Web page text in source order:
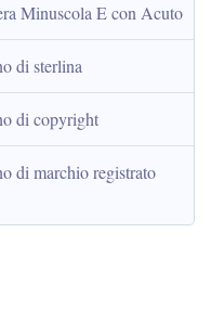
Minuscola E con Acuto
di sterlina
di copyright
di marchio registrato